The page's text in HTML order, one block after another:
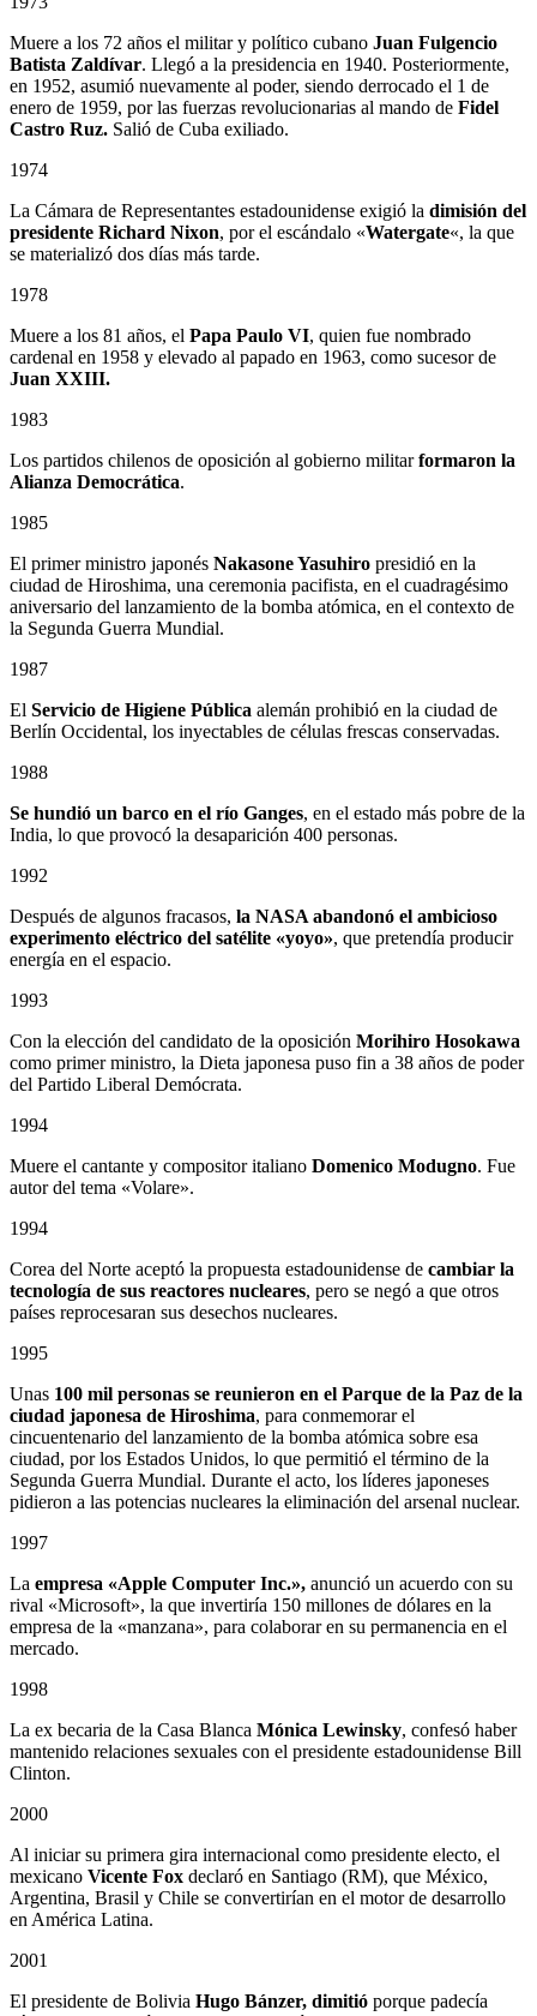
Muere a los 72 años el militar y político cubano Juan Fulgencio
Batista Zaldívar. Llegó a la presidencia en 1940. Posteriormente,
en 1952, asumió nuevamente al poder, siendo derrocado el 1 de
enero de 1959, por las fuerzas revolucionarias al mando de Fidel
Castro Ruz. Salió de Cuba exiliado.
1974
La Cámara de Representantes estadounidense exigió la dimisión del
presidente Richard Nixon, por el escándalo «Watergate«, la que
se materializó dos días más tarde.
1978
Muere a los 81 años, el Papa Paulo VI, quien fue nombrado
cardenal en 1958 y elevado al papado en 1963, como sucesor de
Juan XXIII.
1983
Los partidos chilenos de oposición al gobierno militarformaron la
Alianza Democrática.
1985
El primer ministro japonés Nakasone Yasuhiro presidió en la
ciudad de Hiroshima, una ceremonia pacifista, en el cuadragésimo
aniversario del lanzamiento de la bomba atómica, en el contexto de
la Segunda Guerra Mundial.
1987
El Servicio de Higiene Pública alemán prohibió en la ciudad de
Berlín Occidental, los inyectables de células frescas conservadas.
1988
Se hundió un barco en el río Ganges, en el estado más pobre de la
India, lo que provocó la desaparición 400 personas.
1992
Después de algunos fracasos, la NASA abandonó el ambicioso
experimento eléctrico del satélite «yoyo», que pretendía producir
energía en el espacio.
1993
Con la elección del candidato de la oposición Morihiro Hosokawa
como primer ministro, la Dieta japonesa puso fin a 38 años de poder
del Partido Liberal Demócrata.
1994
Muere el cantante y compositor italiano Domenico Modugno. Fue
autor del tema «Volare».
1994
Corea del Norte aceptó la propuesta estadounidense de cambiar la
tecnología de sus reactores nucleares, pero se negó a que otros
países reprocesaran sus desechos nucleares.
1995
Unas 100 mil personas se reunieron en el Parque de la Paz de la
ciudad japonesa de Hiroshima, para conmemorar el
cincuentenario del lanzamiento de la bomba atómica sobre esa
ciudad, por los Estados Unidos, lo que permitió el término de la
Segunda Guerra Mundial. Durante el acto, los líderes japoneses
pidieron a las potencias nucleares la eliminación del arsenal nuclear.
1997
La empresa «Apple Computer Inc.», anunció un acuerdo con su
rival «Microsoft», la que invertiría 150 millones de dólares en la
empresa de la «manzana», para colaborar en su permanencia en el
mercado.
1998
La ex becaria de la Casa Blanca Mónica Lewinsky, confesó haber
mantenido relaciones sexuales con el presidente estadounidense Bill
Clinton.
2000
Al iniciar su primera gira internacional como presidente electo, el
mexicano Vicente Fox declaró en Santiago (RM), que México,
Argentina, Brasil y Chile se convertirían en el motor de desarrollo
en América Latina.
2001
El presidente de Bolivia Hugo Bánzer, dimitió porque padecía